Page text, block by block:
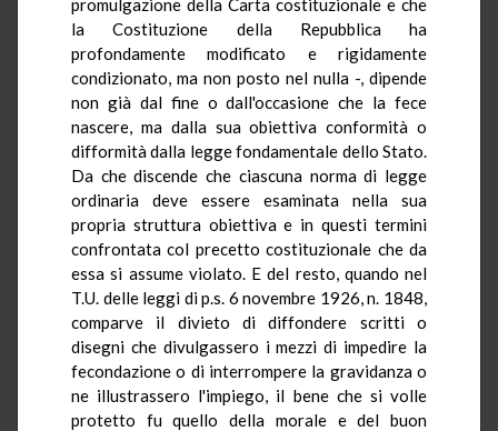
promulgazione della Carta costituzionale e che
la Costituzione della Repubblica ha
profondamente modificato e rigidamente
condizionato, ma non posto nel nulla -, dipende
non già dal fine o dall'occasione che la fece
nascere, ma dalla sua obiettiva conformità o
difformità dalla legge fondamentale dello Stato.
Da che discende che ciascuna norma di legge
ordinaria deve essere esaminata nella sua
propria struttura obiettiva e in questi termini
confrontata col precetto costituzionale che da
essa si assume violato. E del resto, quando nel
T.U. delle leggi di p.s. 6 novembre 1926, n. 1848,
comparve il divieto di diffondere scritti o
disegni che divulgassero i mezzi di impedire la
fecondazione o di interrompere la gravidanza o
ne illustrassero l'impiego, il bene che si volle
protetto fu quello della morale e del buon